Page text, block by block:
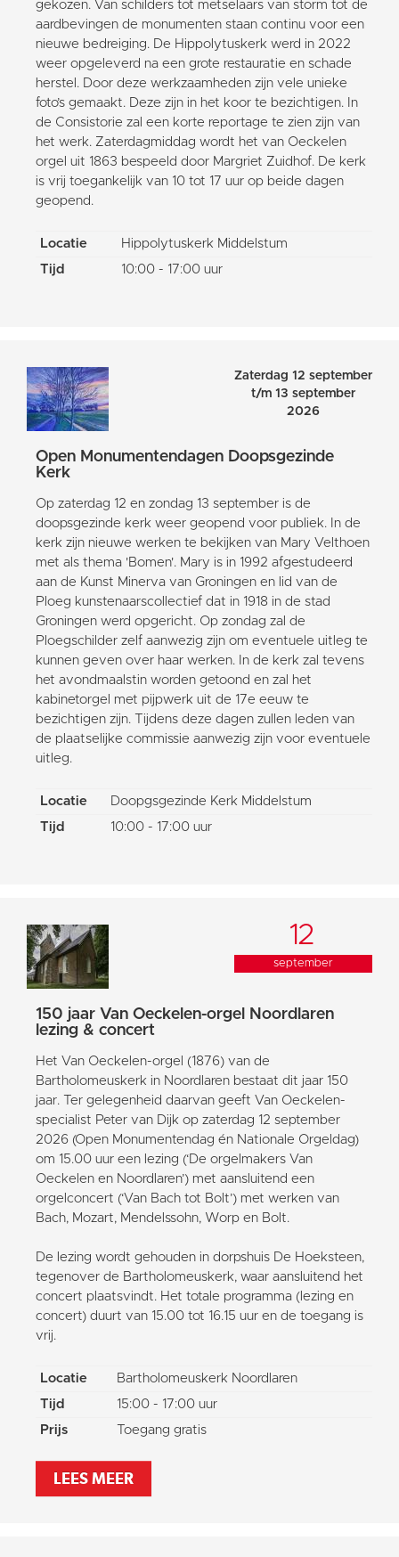
gekozen. Van schilders tot metselaars van storm tot de
aardbevingen de monumenten staan continu voor een
nieuwe bedreiging. De Hippolytuskerk werd in 2022
weer opgeleverd na een grote restauratie en schade
herstel. Door deze werkzaamheden zijn vele unieke
foto’s gemaakt. Deze zijn in het koor te bezichtigen. In
de Consistorie zal een korte reportage te zien zijn van
het werk. Zaterdagmiddag wordt het van Oeckelen
orgel uit 1863 bespeeld door Margriet Zuidhof. De kerk
is vrij toegankelijk van 10 tot 17 uur op beide dagen
geopend.
Locatie
Hippolytuskerk Middelstum
Tijd
10:00 - 17:00 uur
Zaterdag 12 september
t/m 13 september
2026
Open Monumentendagen Doopsgezinde
Kerk
Op zaterdag 12 en zondag 13 september is de
doopsgezinde kerk weer geopend voor publiek. In de
kerk zijn nieuwe werken te bekijken van Mary Velthoen
met als thema 'Bomen'. Mary is in 1992 afgestudeerd
aan de Kunst Minerva van Groningen en lid van de
Ploeg kunstenaarscollectief dat in 1918 in de stad
Groningen werd opgericht. Op zondag zal de
Ploegschilder zelf aanwezig zijn om eventuele uitleg te
kunnen geven over haar werken. In de kerk zal tevens
het avondmaalstin worden getoond en zal het
kabinetorgel met pijpwerk uit de 17e eeuw te
bezichtigen zijn. Tijdens deze dagen zullen leden van
de plaatselijke commissie aanwezig zijn voor eventuele
uitleg.
Locatie
Doopgsgezinde Kerk Middelstum
Tijd
10:00 - 17:00 uur
12
september
150 jaar Van Oeckelen-orgel Noordlaren
lezing & concert
Het Van Oeckelen-orgel (1876) van de
Bartholomeuskerk in Noordlaren bestaat dit jaar 150
jaar. Ter gelegenheid daarvan geeft Van Oeckelen-
specialist Peter van Dijk op zaterdag 12 september
2026 (Open Monumentendag én Nationale Orgeldag)
om 15.00 uur een lezing (‘De orgelmakers Van
Oeckelen en Noordlaren’) met aansluitend een
orgelconcert (‘Van Bach tot Bolt’) met werken van
Bach, Mozart, Mendelssohn, Worp en Bolt.
De lezing wordt gehouden in dorpshuis De Hoeksteen,
tegenover de Bartholomeuskerk, waar aansluitend het
concert plaatsvindt. Het totale programma (lezing en
concert) duurt van 15.00 tot 16.15 uur en de toegang is
vrij.
Locatie
Bartholomeuskerk Noordlaren
Tijd
15:00 - 17:00 uur
Prijs
Toegang gratis
LEES MEER